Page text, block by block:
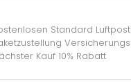
Standard Luftpost
Versicherungs
Kauf 10% Rabatt